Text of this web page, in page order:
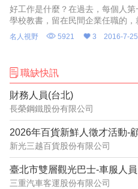
好工作是什麼？在過去，每個人
學校教書，留在民間企業任職的
佳、安穩有保障。
名人視野 5921 3 2016-7-25
職缺快訊
財務人員(台北)
長榮鋼鐵股份有限公司
新光三越百貨股份有限公司
臺北市雙層觀光巴士-車服人員
三重汽車客運股份有限公司